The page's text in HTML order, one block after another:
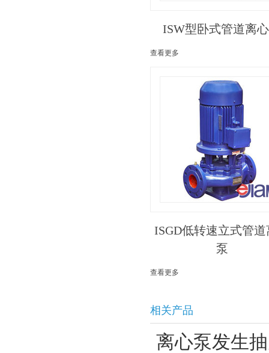
ISW型卧式管道离
查看更多
ISGD低转速立式管道
泵
查看更多
相关产品
离心泵发生